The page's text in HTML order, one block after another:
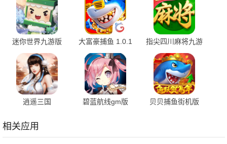
迷你世界九游版
1.55.3 手机版
大富豪捕鱼 1.0.1
安卓版
指尖四川麻将九游
版 7.10.589 安卓
版
逍遥三国
方版
碧蓝航线gm版
贝贝捕鱼街机版
相关应用